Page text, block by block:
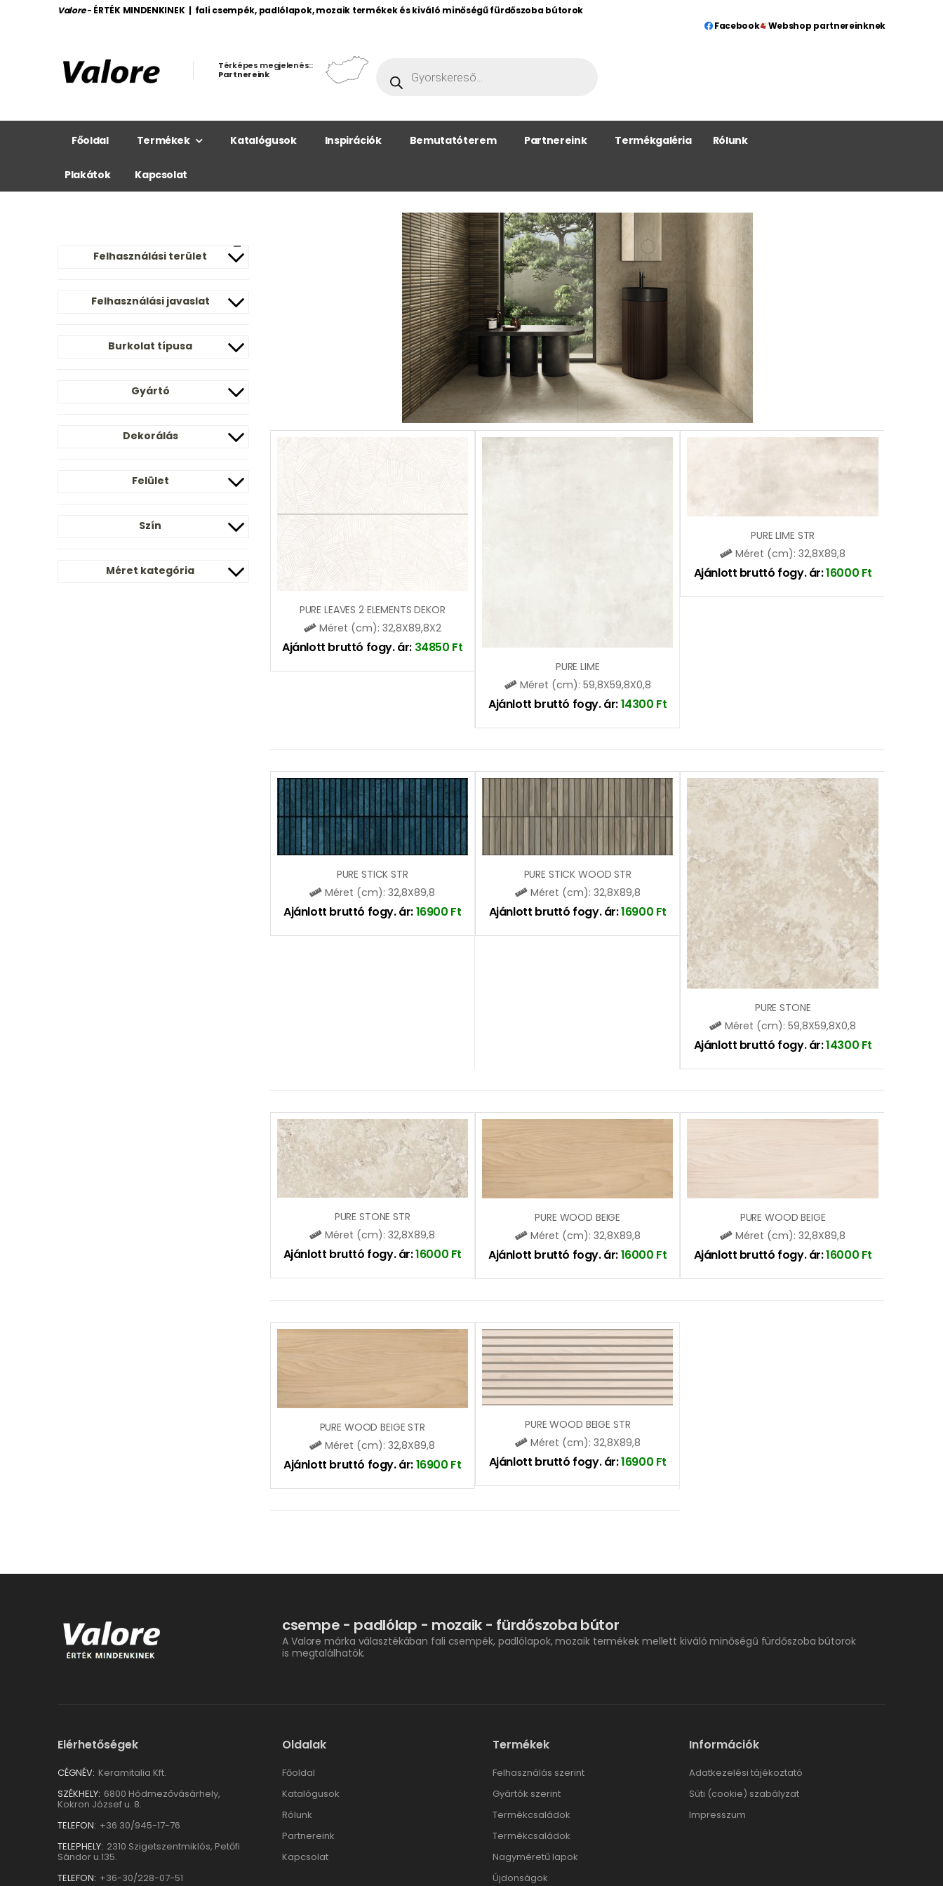
Valore - ÉRTÉK MINDENKINEK | fali csempék, padlólapok, mozaik termékek és kiváló minőségű fürdőszoba bútorok
Facebook
Webshop partnereinknek
Térképes megjelenés::
Partnereink
Főoldal Termékek Katalógusok Inspirációk Bemutatóterem Partnereink Termékgaléria Rólunk
Plakátok Kapcsolat
Felhasználási terület
Felhasználási javaslat
Burkolat típusa
Gyártó
Dekorálás
Felület
Szín
Méret kategória
PURE LEAVES 2 ELEMENTS DEKOR
Méret (cm): 32,8X89,8X2
Ajánlott bruttó fogy. ár: 34850 Ft
PURE LIME
Méret (cm): 59,8X59,8X0,8
Ajánlott bruttó fogy. ár:14300 Ft
PURE LIME STR
Méret (cm): 32,8X89,8
Ajánlott bruttó fogy. ár:16000 Ft
PURE STICK STR
Méret (cm): 32,8X89,8
Ajánlott bruttó fogy. ár:16900 Ft
PURE STICK WOOD STR
Méret (cm): 32,8X89,8
Ajánlott bruttó fogy. ár:16900 Ft
PURE STONE
Méret (cm): 59,8X59,8X0,8
Ajánlott bruttó fogy. ár:14300 Ft
PURE STONE STR
Méret (cm): 32,8X89,8
Ajánlott bruttó fogy. ár:16000 Ft
PURE WOOD BEIGE
Méret (cm): 32,8X89,8
Ajánlott bruttó fogy. ár:16000 Ft
PURE WOOD BEIGE
Méret (cm): 32,8X89,8
Ajánlott bruttó fogy. ár:16000 Ft
PURE WOOD BEIGE STR
Méret (cm): 32,8X89,8
Ajánlott bruttó fogy. ár:16900 Ft
PURE WOOD BEIGE STR
Méret (cm): 32,8X89,8
Ajánlott bruttó fogy. ár:16900 Ft
csempe - padlólap - mozaik - fürdőszoba bútor
A Valore márka választékában fali csempék, padlólapok, mozaik termékek mellett kiváló minőségű fürdőszoba bútorok
is megtalálhatók.
Elérhetőségek
CÉGNÉV: Keramitalia Kft.
SZÉKHELY: 6800 Hódmezővásárhely,
Kokron József u. 8.
TELEFON: +36 30/945-17-76
TELEPHELY: 2310 Szigetszentmiklós, Petőfi
Sándor u.135.
TELEFON: +36-30/228-07-51
Oldalak
Főoldal
Katalógusok
Rólunk
Partnereink
Kapcsolat
Termékek
Felhasználás szerint
Gyártók szerint
Termékcsaládok
Termékcsaládok
Nagyméretű lapok
Újdonságok
Információk
Adatkezelési tájékoztató
Süti (cookie) szabályzat
Impresszum